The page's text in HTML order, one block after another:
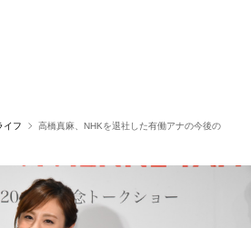
イフ
高橋真麻、NHKを退社した有働アナの今後の